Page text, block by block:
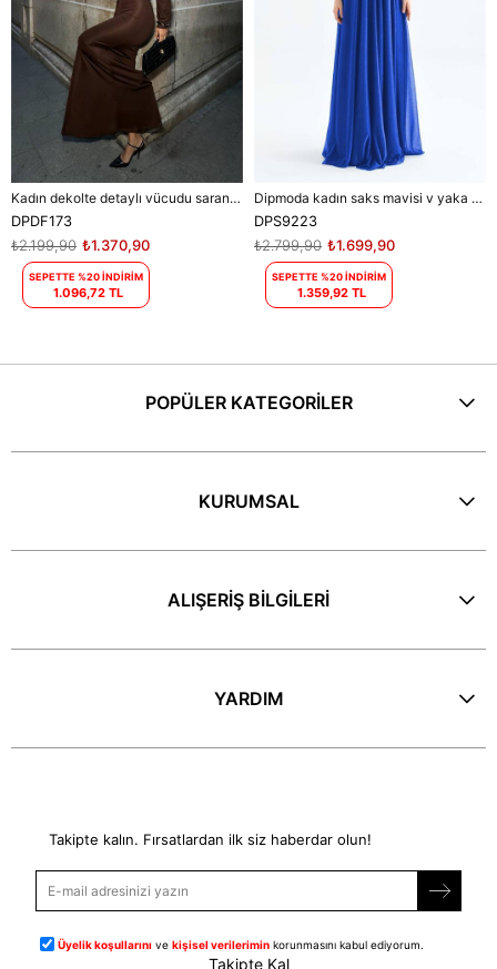
Kadın dekolte detaylı vücudu saran maxi elbise DPDF173
DPDF173
₺1.370,90
₺2.199,90
SEPETTE %20 İNDİRİM
1.096,72 TL
Dipmoda kadın saks mavisi v yaka simli tül abiye elbise DPS9223
DPS9223
₺1.699,90
₺2.799,90
SEPETTE %20 İNDİRİM
1.359,92 TL
POPÜLER KATEGORİLER
KURUMSAL
ALIŞERİŞ BİLGİLERİ
YARDIM
Takipte kalın. Fırsatlardan ilk siz haberdar olun!
Üyelik koşullarını vekişisel verilerimin korunmasını kabul ediyorum.
Takipte Kal